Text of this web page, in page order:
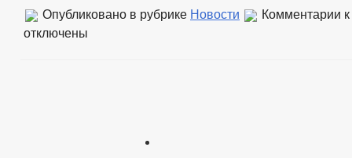
Опубликовано в рубрике Новости Комментарии
отключены